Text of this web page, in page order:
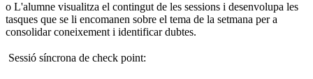
o L'alumne visualitza el contingut de les sessions i desenvolupa les
tasques que se li encomanen sobre el tema de la setmana per a
consolidar coneixement i identificar dubtes.
 Sessió síncrona de check point: